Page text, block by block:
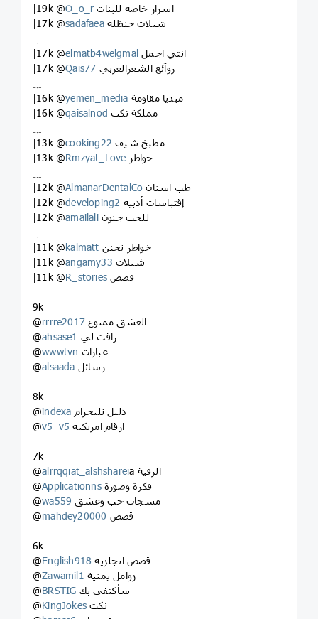
|19k @O_o_r اسرار خاصة للبنات
|17k @sadafaea شيلات حنظلة
|17k @elmatb4welgmal انتي اجمل
|17k @Qais77 روآئع الشعرالعربي
|16k @yemen_media ميديا مقاومة
|16k @qaisalnod مملكة نكت
|13k @cooking22 مطبخ شيف
|13k @Rmzyat_Love خواطر
|12k @AlmanarDentalCo طب اسنان
|12k @developing2 إقتباسات أدبية
|12k @amailali للحب جنون
|11k @kalmatt خواطر تجنن
|11k @angamy33 شيلات
|11k @R_stories قصص
9k
@rrrre2017 العشق ممنوع
@ahsase1 راقت لي
@wwwtvn عبارات
@alsaada رسائل
8k
@indexa دليل تليجرام
@v5_v5 ارقام امريكية
7k
@alrrqqiat_alshsharei
a الرقية
@Applicationns فكرة وصورة
@wa559 مسجات حب وعشق
@mahdey20000 قصص
6k
@English918 قصص انجلزيه
@Zawamil1 زوامل يمنية
@BRSTIG سأكتفي بك
@KingJokes نكت